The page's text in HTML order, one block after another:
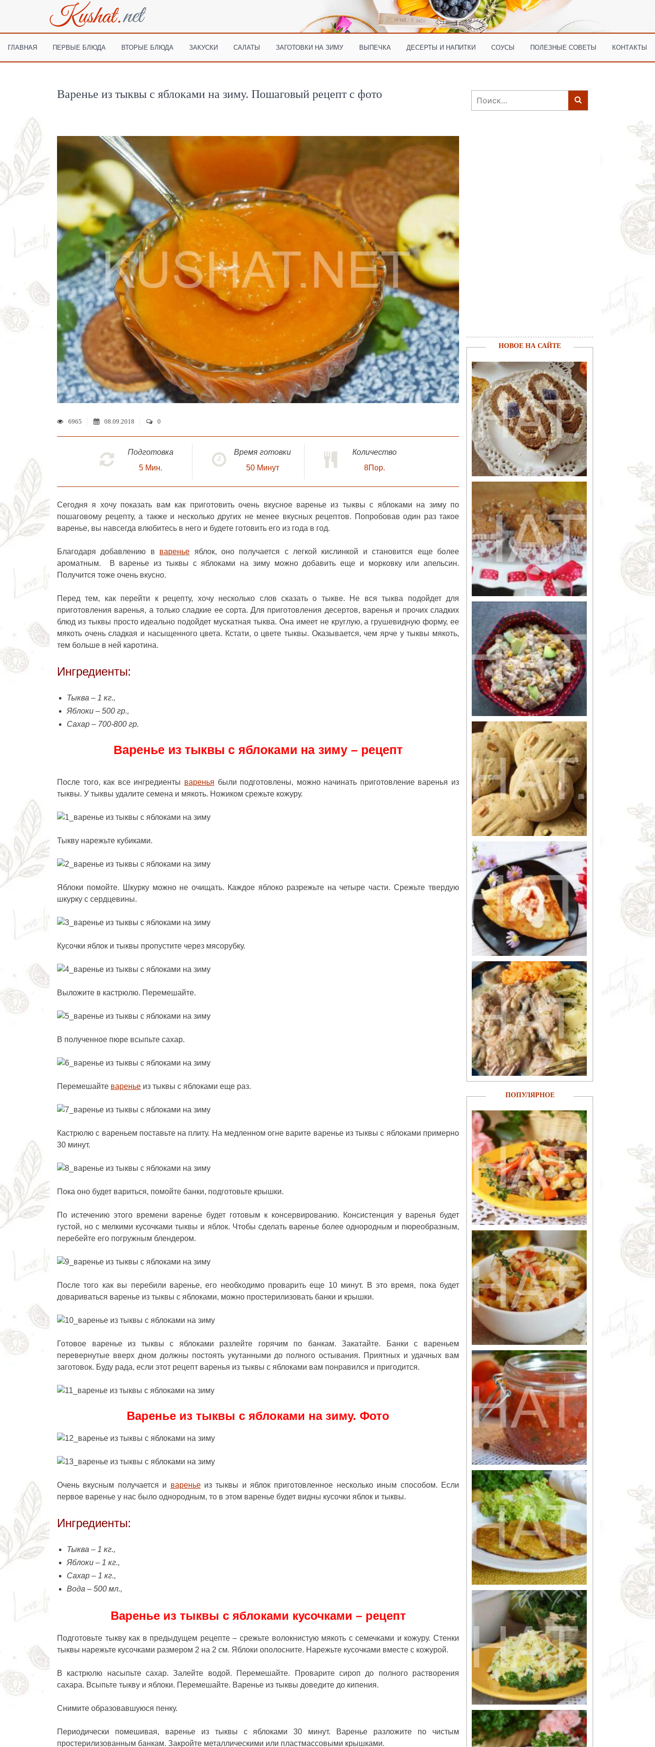
ГЛАВНАЯ ПЕРВЫЕ БЛЮДА ВТОРЫЕ БЛЮДА ЗАКУСКИ САЛАТЫ ЗАГОТОВКИ НА ЗИМУ ВЫПЕЧКА ДЕСЕРТЫ И НАПИТКИ СОУСЫ ПОЛЕЗНЫЕ СОВЕТЫ КОНТАКТЫ
Варенье из тыквы с яблоками на зиму. Пошаговый рецепт с фото
6965 08.09.2018 0
Подготовка
5 Мин.
Время готовки
50 Минут
Количество
8Пор.
Сегодня я хочу показать вам как приготовить очень вкусное варенье из тыквы с яблоками на зиму по
пошаговому рецепту, а также и несколько других не менее вкусных рецептов. Попробовав один раз такое
варенье, вы навсегда влюбитесь в него и будете готовить его из года в год.
Благодаря добавлению в варенье яблок, оно получается с легкой кислинкой и становится еще более
ароматным. В варенье из тыквы с яблоками на зиму можно добавить еще и морковку или апельсин.
Получится тоже очень вкусно.
Перед тем, как перейти к рецепту, хочу несколько слов сказать о тыкве. Не вся тыква подойдет для
приготовления варенья, а только сладкие ее сорта. Для приготовления десертов, варенья и прочих сладких
блюд из тыквы просто идеально подойдет мускатная тыква. Она имеет не круглую, а грушевидную форму, ее
мякоть очень сладкая и насыщенного цвета. Кстати, о цвете тыквы. Оказывается, чем ярче у тыквы мякоть,
тем больше в ней каротина.
Ингредиенты:
Тыква – 1 кг.,
Яблоки – 500 гр.,
Сахар – 700-800 гр.
Варенье из тыквы с яблоками на зиму – рецепт
После того, как все ингредиенты варенья были подготовлены, можно начинать приготовление варенья из
тыквы. У тыквы удалите семена и мякоть. Ножиком срежьте кожуру.
Тыкву нарежьте кубиками.
Яблоки помойте. Шкурку можно не очищать. Каждое яблоко разрежьте на четыре части. Срежьте твердую
шкурку с сердцевины.
Кусочки яблок и тыквы пропустите через мясорубку.
Выложите в кастрюлю. Перемешайте.
В полученное пюре всыпьте сахар.
Перемешайте варенье из тыквы с яблоками еще раз.
Кастрюлю с вареньем поставьте на плиту. На медленном огне варите варенье из тыквы с яблоками примерно
30 минут.
Пока оно будет вариться, помойте банки, подготовьте крышки.
По истечению этого времени варенье будет готовым к консервированию. Консистенция у варенья будет
густой, но с мелкими кусочками тыквы и яблок. Чтобы сделать варенье более однородным и пюреобразным,
перебейте его погружным блендером.
После того как вы перебили варенье, его необходимо проварить еще 10 минут. В это время, пока будет
довариваться варенье из тыквы с яблоками, можно простерилизовать банки и крышки.
Готовое варенье из тыквы с яблоками разлейте горячим по банкам. Закатайте. Банки с вареньем
перевернутые вверх дном должны постоять укутанными до полного остывания. Приятных и удачных вам
заготовок. Буду рада, если этот рецепт варенья из тыквы с яблоками вам понравился и пригодится.
Варенье из тыквы с яблоками на зиму. Фото
Очень вкусным получается и вареньеиз тыквы и яблок приготовленное несколько иным способом. Если
первое варенье у нас было однородным, то в этом варенье будет видны кусочки яблок и тыквы.
Ингредиенты:
Тыква – 1 кг.,
Яблоки – 1 кг.,
Сахар – 1 кг.,
Вода – 500 мл.,
Варенье из тыквы с яблоками кусочками – рецепт
Подготовьте тыкву как в предыдущем рецепте – срежьте волокнистую мякоть с семечками и кожуру. Стенки
тыквы нарежьте кусочками размером 2 на 2 см. Яблоки ополосните. Нарежьте кусочками вместе с кожурой.
В кастрюлю насыпьте сахар. Залейте водой. Перемешайте. Проварите сироп до полного растворения
сахара. Всыпьте тыкву и яблоки. Перемешайте. Варенье из тыквы доведите до кипения.
Снимите образовавшуюся пенку.
Периодически помешивая, варенье из тыквы с яблоками 30 минут. Варенье разложите по чистым
простерилизованным банкам. Закройте металлическими или пластмассовыми крышками.
Найти:
НОВОЕ НА САЙТЕ
ПОПУЛЯРНОЕ